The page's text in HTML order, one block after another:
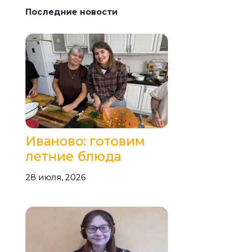
Последние новости
Иваново: готовим
летние блюда
28 июля, 2026